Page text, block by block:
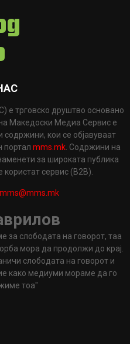
трговско друштво основано
Македоски Медиа Сервис е
содржини, кои се објавуваат
портал mms.mk . Содржини на
за широката публика
сервис (B2B).
mms@mms.mk
за слободата на говорот, таа
мора да продолжи до крај.
слободата на говорот и
како медиуми мораме да го
тоа"